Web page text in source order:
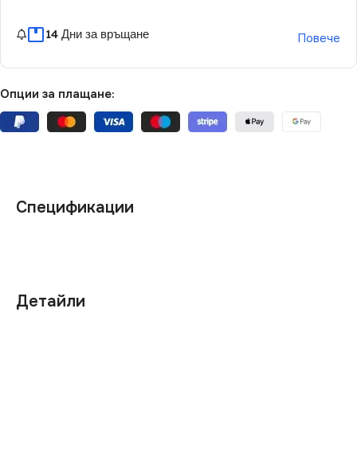
14 Дни за връщане Повече
Опции за плащане:
Детайли
Спецификации